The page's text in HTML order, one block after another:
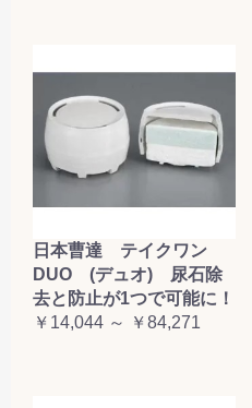
日本曹達 テイクワン
DUO (デュオ) 尿石除
去と防止が1つで可能に！
￥14,044 ～ ￥84,271